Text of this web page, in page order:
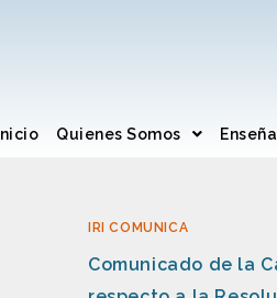
Inicio Quienes Somos
IRI COMUNICA
Comunicado de la